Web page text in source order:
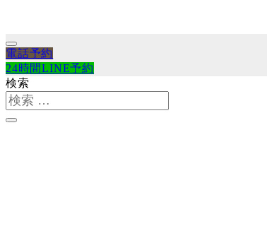
電話予約
24時間LINE予約
検索